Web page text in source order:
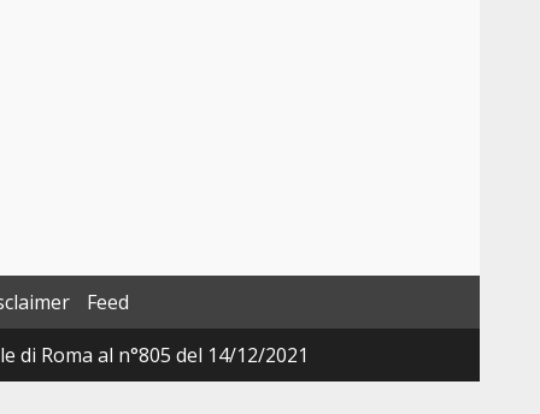
Feed
Roma al n°805 del 14/12/2021